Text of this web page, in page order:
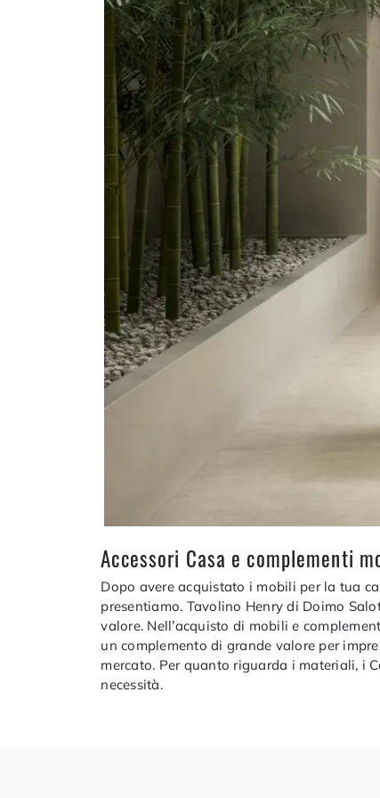
Accessori Casa e complementi
Dopo avere acquistato i mobili per la tua
presentiamo. Tavolino Henry di Doimo
valore. Nell’acquisto di mobili e
un complemento di grande valore per
mercato. Per quanto riguarda i materiali, i
necessità.